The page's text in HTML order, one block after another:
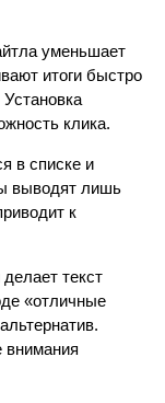
уменьшает
итоги быстро
клика.
в списке и
выводят лишь
к
текст
«отличные